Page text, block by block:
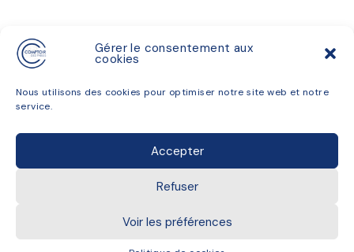
Gérer le consentement aux
cookies
Nous utilisons des cookies pour optimiser notre site web et notre
service.
Accepter
Refuser
Voir les préférences
ACCÈS
INSTAGRAM